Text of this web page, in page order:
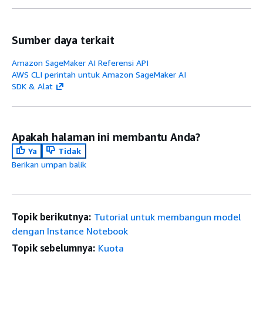
Sumber daya terkait
Amazon SageMaker AI Referensi API
AWS CLI perintah untuk Amazon SageMaker AI
SDK & Alat
Apakah halaman ini membantu Anda?
Ya
Tidak
Berikan umpan balik
Topik berikutnya: Tutorial untuk membangun model
dengan Instance Notebook
Topik sebelumnya: Kuota